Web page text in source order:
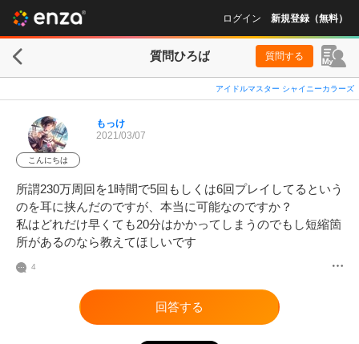
ログイン 新規登録（無料）
質問ひろば 質問する
アイドルマスター シャイニーカラーズ
こんにちは
もっけ
2021/03/07
所謂230万周回を1時間で5回もしくは6回プレイしてるという
のを耳に挟んだのですが、本当に可能なのですか？
私はどれだけ早くても20分はかかってしまうのでもし短縮箇
所があるのなら教えてほしいです
4
回答する